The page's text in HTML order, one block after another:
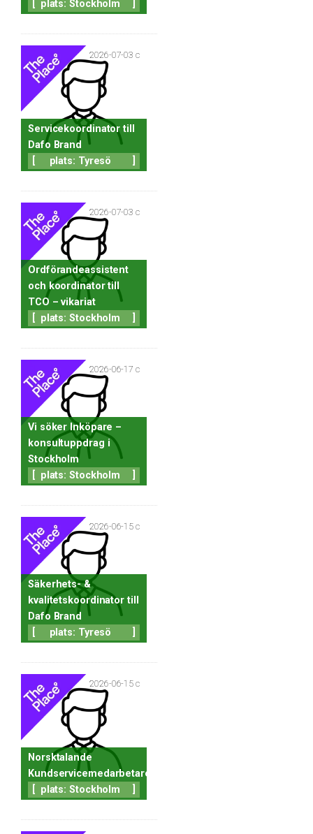
plats: Stockholm
2026-07-03 c
Servicekoordinator till
Dafo Brand
plats: Tyresö
2026-07-03 c
Ordförandeassistent
och koordinator till
TCO – vikariat
plats: Stockholm
2026-06-17 c
Vi söker Inköpare –
konsultuppdrag i
Stockholm
plats: Stockholm
2026-06-15 c
Säkerhets- &
kvalitetskoordinator till
Dafo Brand
plats: Tyresö
2026-06-15 c
Norsktalande
Kundservicemedarbetare
plats: Stockholm